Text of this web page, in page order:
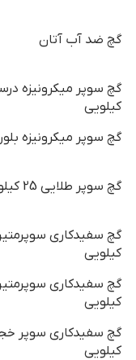
گچ ضد آب آتان
کیلویی
گچ سوپر میکرونیزه بلور
گچ سوپر طلایی 25 کیلویی
کیلویی
کیلویی
کیلویی